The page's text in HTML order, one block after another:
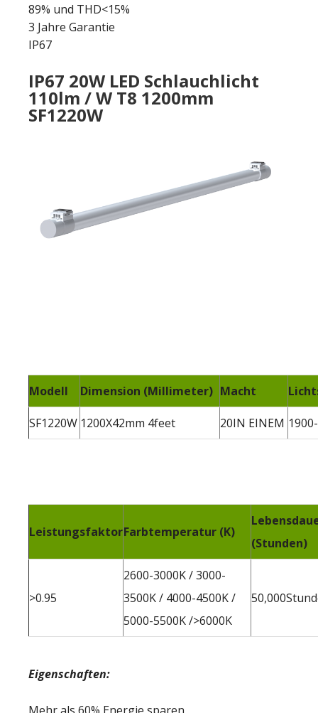
89% und THD<15%
3 Jahre Garantie
IP67
IP67 20W LED Schlauchlicht
110lm / W T8 1200mm
SF1220W
Modell Dimension (Millimeter) Macht
SF1220W 1200X42mm 4feet 20IN EINEM
LeistungsfaktorFarbtemperatur (K)
(Stunden)
>0.95
2600-3000K / 3000-
3500K / 4000-4500K /
5000-5500K />6000K
Eigenschaften: